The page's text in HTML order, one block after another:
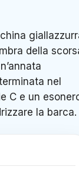
della
nel
C e un
la barca.